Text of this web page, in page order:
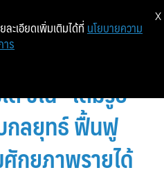
รับโอน
ชิโน่” เต็มรูป
กลยุทธ์ ฟื้นฟู
กยภาพรายได้
ะเอียดเพิ่มเติมได้ที่ นโยบายความ
าร
X